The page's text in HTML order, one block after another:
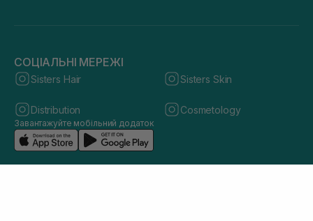
СОЦІАЛЬНІ МЕРЕЖІ
Sisters Hair Sisters Skin
Distribution Cosmetology
Завантажуйте мобільний додаток